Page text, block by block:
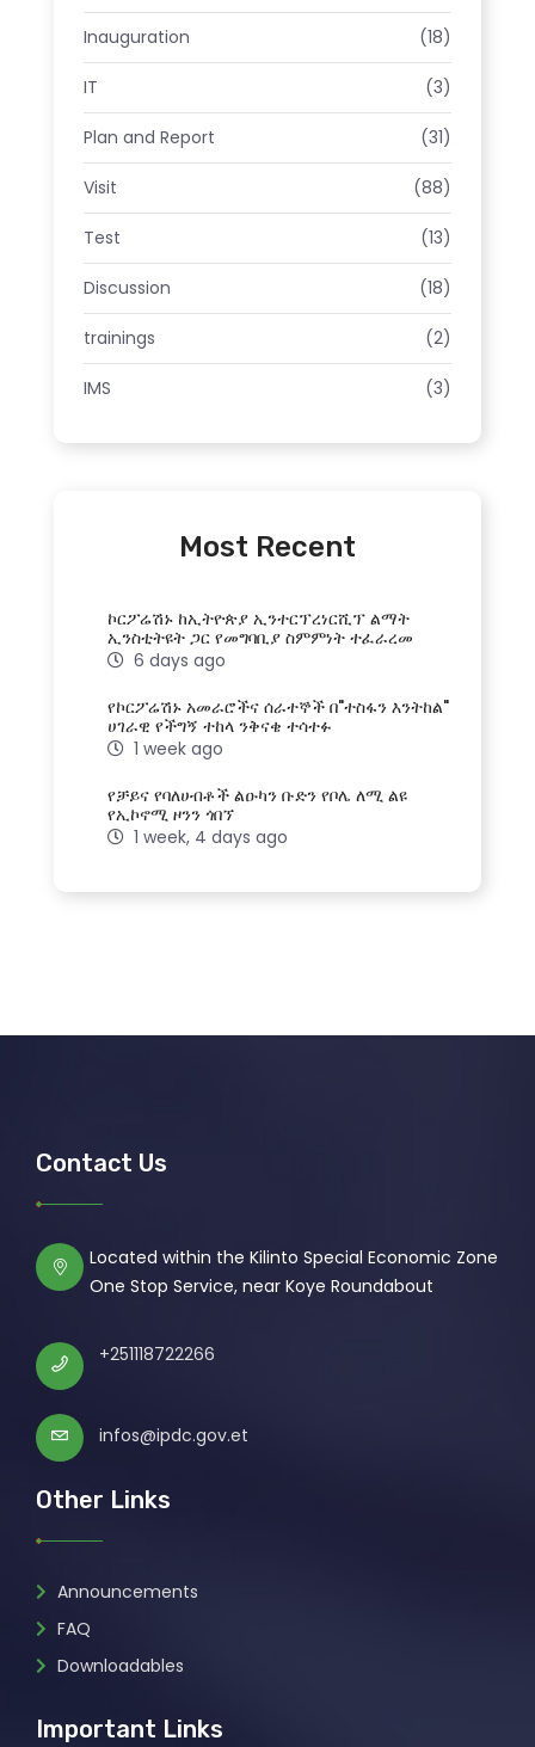
Inauguration (18)
IT (3)
Plan and Report (31)
Visit (88)
Test (13)
Discussion (18)
trainings (2)
IMS (3)
Most Recent
ኮርፖሬሽኑ ከኢትዮጵያ ኢንተርፕረነርሺፕ ልማት
ኢንስቲትዩት ጋር የመግባቢያ ስምምነት ተፈራረመ
6 days ago
የኮርፖሬሽኑ አመራሮችና ሰራተኞች በ"ተስፋን እንትከል"
ሀገራዊ የችግኝ ተከላ ንቅናቄ ተሳተፉ
1 week ago
የቻይና የባለሀብቶች ልዑካን ቡድን የቦሌ ለሚ ልዩ
የኢኮኖሚ ዞንን ጎበኘ
1 week, 4 days ago
Contact Us
Located within the Kilinto Special Economic Zone
One Stop Service, near Koye Roundabout
+251118722266
infos@ipdc.gov.et
Other Links
Announcements
FAQ
Downloadables
Important Links